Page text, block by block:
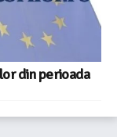
din perioada